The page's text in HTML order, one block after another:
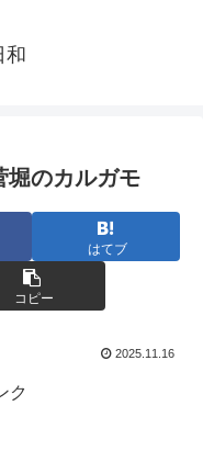
和
のカルガモ
はてブ
コピー
2025.11.16
ク